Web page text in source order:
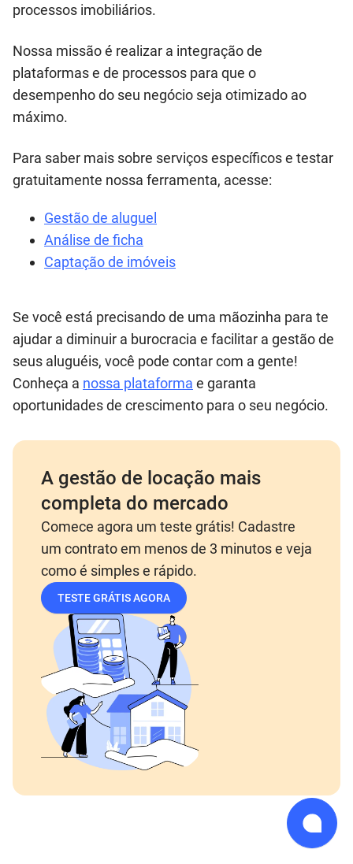
processos imobiliários.
Nossa missão é realizar a integração de
plataformas e de processos para que o
desempenho do seu negócio seja otimizado ao
máximo.
Para saber mais sobre serviços específicos e testar
gratuitamente nossa ferramenta, acesse:
Gestão de aluguel
Análise de ficha
Captação de imóveis
Se você está precisando de uma mãozinha para te
ajudar a diminuir a burocracia e facilitar a gestão de
seus aluguéis, você pode contar com a gente!
Conheça a nossa plataforma e garanta
oportunidades de crescimento para o seu negócio.
A gestão de locação mais
completa do mercado
Comece agora um teste grátis! Cadastre
um contrato em menos de 3 minutos e veja
como é simples e rápido.
TESTE GRÁTIS AGORA